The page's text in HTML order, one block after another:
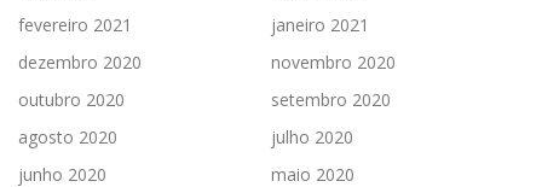
fevereiro 2021
janeiro 2021
dezembro 2020
novembro 2020
outubro 2020
setembro 2020
agosto 2020
julho 2020
junho 2020
maio 2020